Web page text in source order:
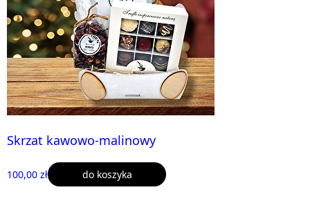
Skrzat kawowo-malinowy
100,00 zł do koszyka